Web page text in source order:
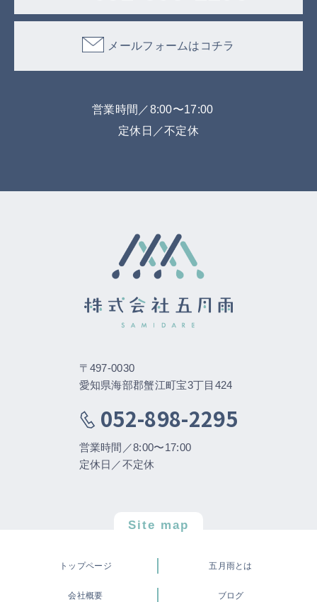
メールフォームはコチラ
営業時間／8:00〜17:00
定休日／不定休
〒497-0030
愛知県海部郡蟹江町宝3丁目424
052-898-2295
営業時間／8:00〜17:00
定休日／不定休
Site map
トップページ 五月雨とは
会社概要 ブログ